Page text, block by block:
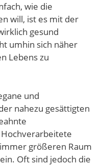
wie die
will, ist es mit der
gesund
umhin sich näher
Lebens zu
und
nahezu gesättigten
größeren Raum
Oft sind jedoch die